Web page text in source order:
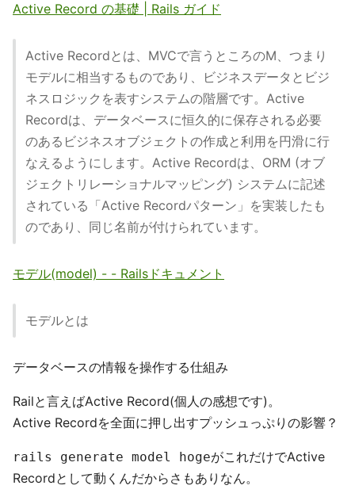
Active Record の基礎 | Rails ガイド
Active Recordとは、MVCで言うところのM、つまり
モデルに相当するものであり、ビジネスデータとビジ
ネスロジックを表すシステムの階層です。Active
Recordは、データベースに恒久的に保存される必要
のあるビジネスオブジェクトの作成と利用を円滑に行
なえるようにします。Active Recordは、ORM (オブ
ジェクトリレーショナルマッピング) システムに記述
されている「Active Recordパターン」を実装したも
のであり、同じ名前が付けられています。
モデル(model) - - Railsドキュメント
モデルとは
データベースの情報を操作する仕組み
Railと言えばActive Record(個人の感想です)。
Active Recordを全面に押し出すプッシュっぷりの影響？
rails generate model hogeがこれだけでActive
Recordとして動くんだからさもありなん。